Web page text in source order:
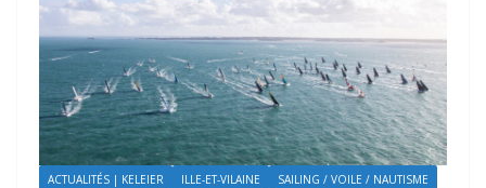
ACTUALITÉS | KELEIER ILLE-ET-VILAINE SAILING / VOILE / NAUTISME